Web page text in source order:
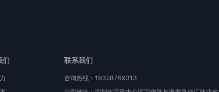
们 联系我们
咨询热线：19328769313